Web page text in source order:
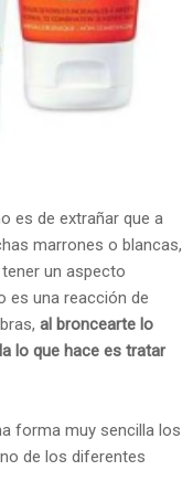
es de extrañar que a
marrones o blancas,
un aspecto
es una reacción de
al broncearte lo
lo que hace es tratar
forma muy sencilla los
de los diferentes